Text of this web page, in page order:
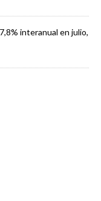
interanual en julio,